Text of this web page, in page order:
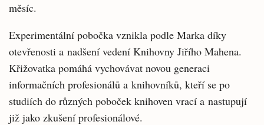
měsíc.
Experimentální pobočka vznikla podle Marka díky
otevřenosti a nadšení vedení Knihovny Jiřího Mahena.
Křižovatka pomáhá vychovávat novou generaci
informačních profesionálů a knihovníků, kteří se po
studiích do různých poboček knihoven vrací a nastupují
již jako zkušení profesionálové.